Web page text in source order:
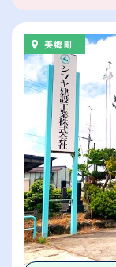
美郷町